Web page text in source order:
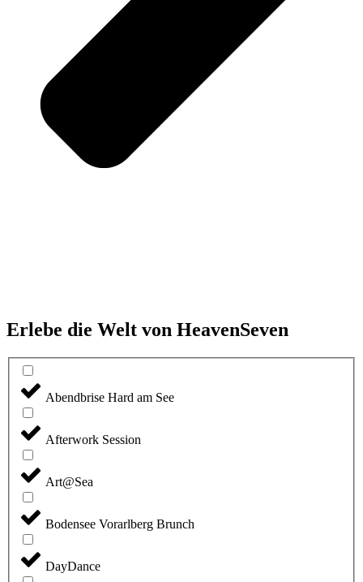
Erlebe die Welt von HeavenSeven
Abendbrise Hard am See
Afterwork Session
Art@Sea
Bodensee Vorarlberg Brunch
DayDance